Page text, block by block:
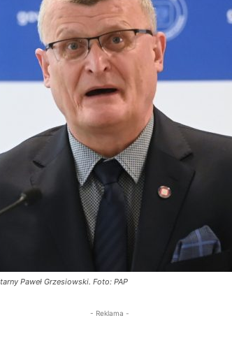
Paweł Grzesiowski. Foto: PAP
- Reklama -